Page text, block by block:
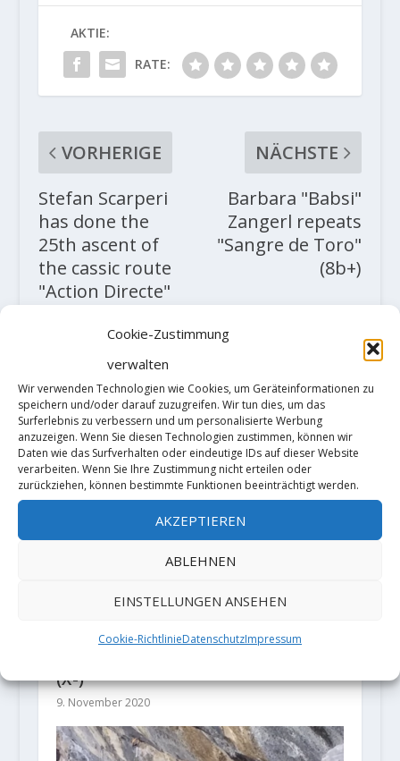
Cookie-Zustimmung
verwalten
Wir verwenden Technologien wie Cookies, um Geräteinformationen zu
speichern und/oder darauf zuzugreifen. Wir tun dies, um das
Surferlebnis zu verbessern und um personalisierte Werbung
anzuzeigen. Wenn Sie diesen Technologien zustimmen, können wir
Daten wie das Surfverhalten oder eindeutige IDs auf dieser Website
verarbeiten. Wenn Sie Ihre Zustimmung nicht erteilen oder
zurückziehen, können bestimmte Funktionen beeinträchtigt werden.
AKZEPTIEREN
ABLEHNEN
EINSTELLUNGEN ANSEHEN
Cookie-RichtlinieDatenschutzImpressum
AKTIE:
RATE:
VORHERIGE
Stefan Scarperi
has done the
25th ascent of
the cassic route
"Action Directe"
NÄCHSTE
Barbara "Babsi"
Zangerl repeats
"Sangre de Toro"
(8b+)
ZUSAMMENHÄNGENDE POSTS
Emily Harrington manages a
(X-)
9. November 2020